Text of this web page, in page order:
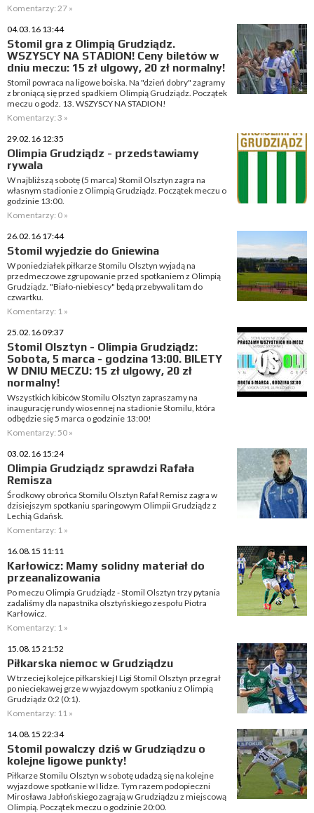
Komentarzy: 27 »
04.03.16 13:44
Stomil gra z Olimpią Grudziądz.
WSZYSCY NA STADION! Ceny biletów w
dniu meczu: 15 zł ulgowy, 20 zł normalny!
Stomil powraca na ligowe boiska. Na "dzień dobry" zagramy
z broniącą się przed spadkiem Olimpią Grudziądz. Początek
meczu o godz. 13. WSZYSCY NA STADION!
Komentarzy: 3 »
29.02.16 12:35
Olimpia Grudziądz - przedstawiamy
rywala
W najbliższą sobotę (5 marca) Stomil Olsztyn zagra na
własnym stadionie z Olimpią Grudziądz. Początek meczu o
godzinie 13:00.
Komentarzy: 0 »
26.02.16 17:44
Stomil wyjedzie do Gniewina
W poniedziałek piłkarze Stomilu Olsztyn wyjadą na
przedmeczowe zgrupowanie przed spotkaniem z Olimpią
Grudziądz. "Biało-niebiescy" będą przebywali tam do
czwartku.
Komentarzy: 1 »
25.02.16 09:37
Stomil Olsztyn - Olimpia Grudziądz:
Sobota, 5 marca - godzina 13:00. BILETY
W DNIU MECZU: 15 zł ulgowy, 20 zł
normalny!
Wszystkich kibiców Stomilu Olsztyn zapraszamy na
inaugurację rundy wiosennej na stadionie Stomilu, która
odbędzie się 5 marca o godzinie 13:00!
Komentarzy: 50 »
03.02.16 15:24
Olimpia Grudziądz sprawdzi Rafała
Remisza
Środkowy obrońca Stomilu Olsztyn Rafał Remisz zagra w
dzisiejszym spotkaniu sparingowym Olimpii Grudziądz z
Lechią Gdańsk.
Komentarzy: 1 »
16.08.15 11:11
Karłowicz: Mamy solidny materiał do
przeanalizowania
Po meczu Olimpia Grudziądz - Stomil Olsztyn trzy pytania
zadaliśmy dla napastnika olsztyńskiego zespołu Piotra
Karłowicz.
Komentarzy: 1 »
15.08.15 21:52
Piłkarska niemoc w Grudziądzu
W trzeciej kolejce piłkarskiej I Ligi Stomil Olsztyn przegrał
po nieciekawej grze w wyjazdowym spotkaniu z Olimpią
Grudziądz 0:2 (0:1).
Komentarzy: 11 »
14.08.15 22:34
Stomil powalczy dziś w Grudziądzu o
kolejne ligowe punkty!
Piłkarze Stomilu Olsztyn w sobotę udadzą się na kolejne
wyjazdowe spotkanie w I lidze. Tym razem podopieczni
Mirosława Jabłońskiego zagrają w Grudziądzu z miejscową
Olimpią. Początek meczu o godzinie 20:00.